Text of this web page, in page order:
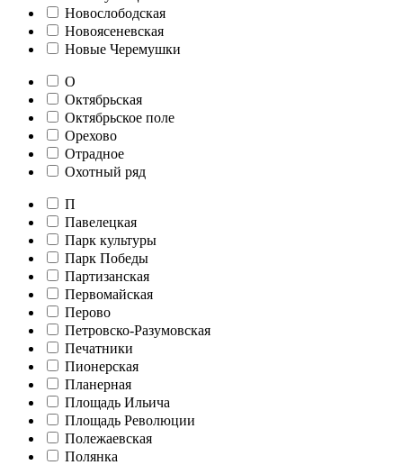
Новослободская
Новоясеневская
Новые Черемушки
О
Октябрьская
Октябрьское поле
Орехово
Отрадное
Охотный ряд
П
Павелецкая
Парк культуры
Парк Победы
Партизанская
Первомайская
Перово
Петровско-Разумовская
Печатники
Пионерская
Планерная
Площадь Ильича
Площадь Революции
Полежаевская
Полянка